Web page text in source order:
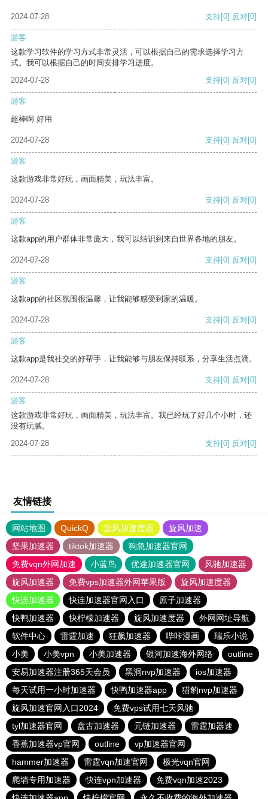
2024-07-28 支持[0] 反对[0]
游客
这款学习软件的学习方式非常灵活，可以根据自己的需求选择学习方
式。我可以根据自己的时间安排学习进度。
2024-07-28
支持[0] 反对[0]
游客
超棒啊 好用
2024-07-28 支持[0] 反对[0]
游客
这款游戏非常好玩，画面精美，玩法丰富。
2024-07-28 支持[0] 反对[0]
游客
这款app的用户群体非常庞大，我可以结识到来自世界各地的朋友。
2024-07-28 支持[0] 反对[0]
游客
这款app的社区氛围很温馨，让我能够感受到家的温暖。
2024-07-28 支持[0] 反对[0]
游客
这款app是我社交的好帮手，让我能够与朋友保持联系，分享生活点滴。
2024-07-28 支持[0] 反对[0]
游客
这款游戏非常好玩，画面精美，玩法丰富。我已经玩了好几个小时，还
没有玩腻。
2024-07-28
支持[0] 反对[0]
友情链接
网站地图 QuickQ 旋风加速度器
旋风加速
坚果加速器
tiktok加速器
狗急加速器官网
免费vqn外网加速
小蓝鸟 优途加速器官网
风驰加速器
旋风加速器
免费vps加速器外网苹果版
旋风加速度器
快连加速器
快连加速器官网入口
原子加速器
快鸭加速器
快柠檬加速器 旋风加速度器
外网网址导航
软件中心
雷霆加速 狂飙加速器 哔咔漫画
瑞乐小说
小美
小美vpn 小美加速器 银河加速海外网络
outline
安易加速器注册365天会员
黑洞nvp加速器
ios加速器
每天试用一小时加速器
快鸭加速器app
猎豹nvp加速器
旋风加速官网入口2024
免费vps试用七天风驰
tyl加速器官网
盘古加速器 元链加速器
雷霆加器速
香蕉加速器vp官网
outline
vp加速器官网
hammer加速器
雷霆vqn加速官网
极光vqn官网
爬墙专用加速器
快连vρn加速器
免费vqn加速2023